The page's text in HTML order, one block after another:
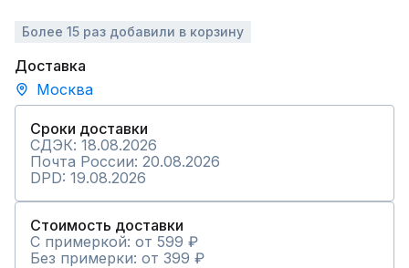
Более 15 раз добавили в корзину
Доставка
Москва
Сроки доставки
СДЭК: 18.08.2026
Почта России: 20.08.2026
DPD: 19.08.2026
Стоимость доставки
С примеркой: от 599 ₽
Без примерки: от 399 ₽